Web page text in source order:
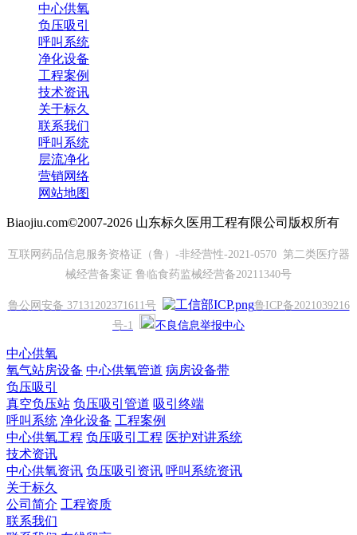
中心供氧
负压吸引
呼叫系统
净化设备
工程案例
技术资讯
关于标久
联系我们
呼叫系统
层流净化
营销网络
网站地图
Biaojiu.com©2007-2026 山东标久医用工程有限公司版权所有
互联网药品信息服务资格证（鲁）-非经营性-2021-0570 第二类医疗器
械经营备案证 鲁临食药监械经营备20211340号
鲁公网安备 37131202371611号
鲁ICP备2021039216
号-1
不良信息举报中心
中心供氧
氧气站房设备 中心供氧管道 病房设备带
负压吸引
真空负压站 负压吸引管道 吸引终端
呼叫系统 净化设备 工程案例
中心供氧工程 负压吸引工程 医护对讲系统
技术资讯
中心供氧资讯 负压吸引资讯 呼叫系统资讯
关于标久
公司简介 工程资质
联系我们